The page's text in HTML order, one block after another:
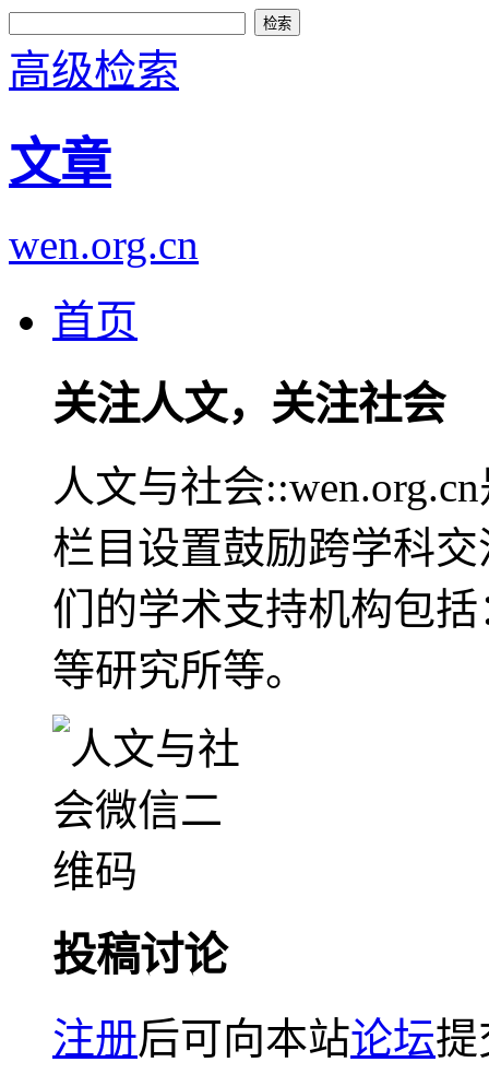
高级检索
文章
wen.org.cn
首页
关注人文，关注社会
人文与社会
栏目设置鼓励跨学科
们的学术支持机构包
等研究所等。
投稿讨论
注册后可向本站论坛提